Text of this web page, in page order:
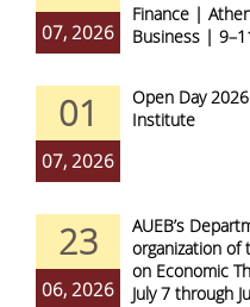
07, 2026
Finance |
Business |
01
07, 2026
Open Day
Institute
23
06, 2026
AUEB’s
organization of
on Economic
July 7 through